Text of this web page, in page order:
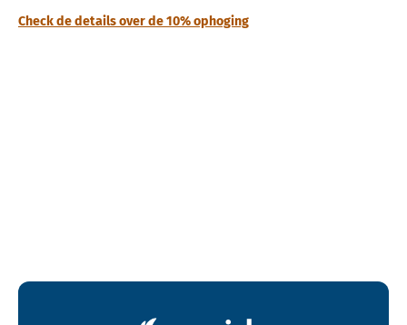
Check de details over de 10% ophoging